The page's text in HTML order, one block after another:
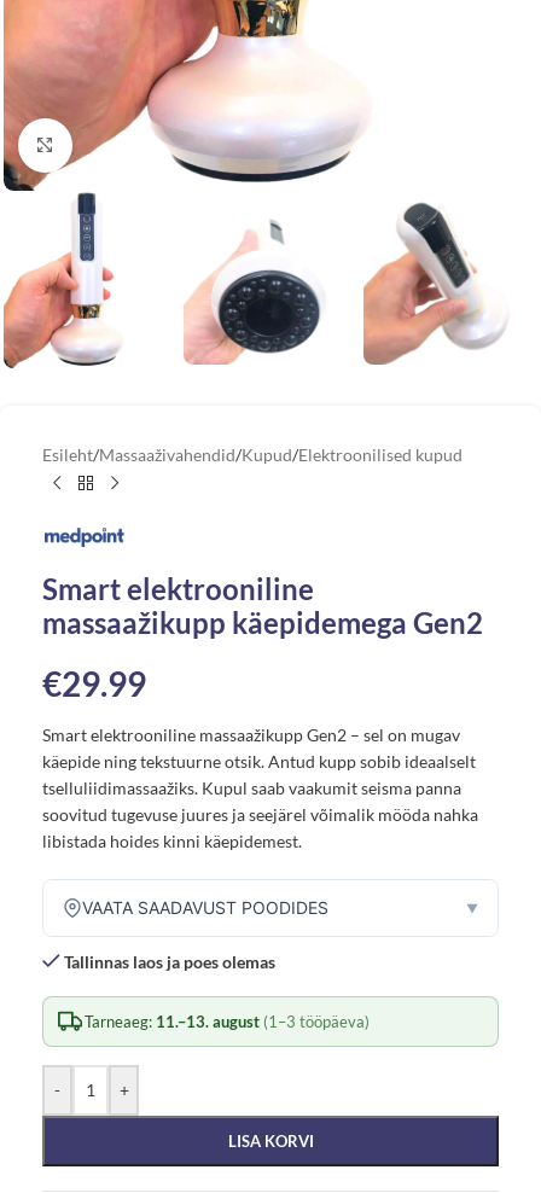
Vaata suuremat pilti
Esileht/Massaaživahendid/Kupud/Elektroonilised kupud
Smart elektrooniline
massaažikupp käepidemega Gen2
€29.99
Smart elektrooniline massaažikupp Gen2 – sel on mugav
käepide ning tekstuurne otsik. Antud kupp sobib ideaalselt
tselluliidimassaažiks. Kupul saab vaakumit seisma panna
soovitud tugevuse juures ja seejärel võimalik mööda nahka
libistada hoides kinni käepidemest.
VAATA SAADAVUST POODIDES ▼
Tallinnas laos ja poes olemas
Tarneaeg: 11.–13. august (1–3 tööpäeva)
- +
LISA KORVI